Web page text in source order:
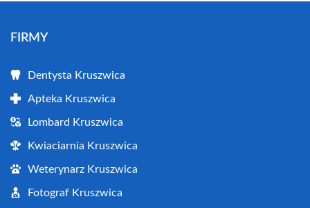
FIRMY
Dentysta Kruszwica
Apteka Kruszwica
Lombard Kruszwica
Kwiaciarnia Kruszwica
Weterynarz Kruszwica
Fotograf Kruszwica